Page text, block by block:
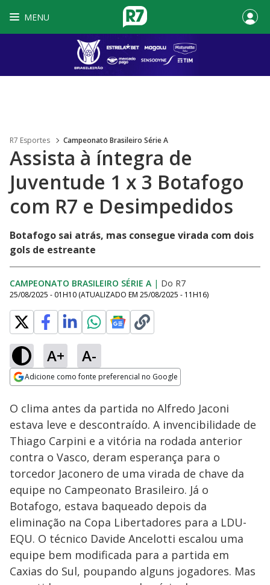
MENU
R7 Esportes Campeonato Brasileiro Série A
Assista à íntegra de
Juventude 1 x 3 Botafogo
com R7 e Desimpedidos
Botafogo sai atrás, mas consegue virada com dois
gols de estreante
CAMPEONATO BRASILEIRO SÉRIE A | Do R7
25/08/2025 - 01H10 (ATUALIZADO EM 25/08/2025 - 11H16)
A+ A-
Adicione como fonte preferencial no Google
Ativar
Loaded
0.50%
O clima antes da partida no Alfredo Jaconi
estava leve e descontraído. A invencibilidade de
Thiago Carpini e a vitória na rodada anterior
contra o Vasco, deram esperança para o
torcedor Jaconero de uma virada de chave da
equipe no Campeonato Brasileiro. Já o
Botafogo, estava baqueado depois da
eliminação na Copa Libertadores para a LDU-
EQU. O técnico Davide Ancelotti escalou uma
equipe bem modificada para a partida em
Caxias do Sul, poupando alguns jogadores. Mas